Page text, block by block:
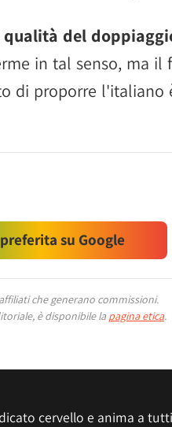
qualità del
in tal senso, ma il
di proporre l'italiano
su Google
che generano commissioni.
è disponibile la pagina etica.
cervello e anima a